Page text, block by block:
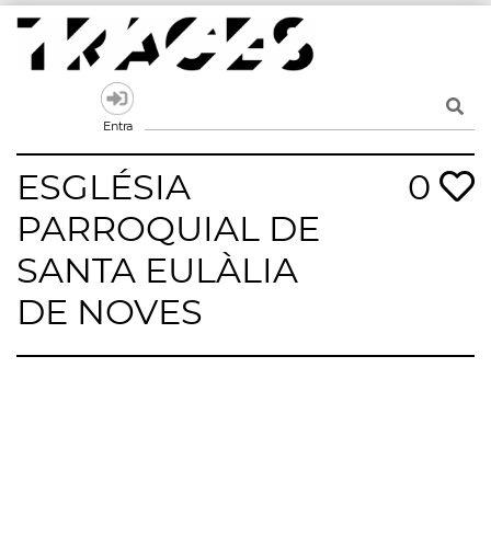
Skip
content
Un mapa de la memòria obert a tothom
Entra
ESGLÉSIA
PARROQUIAL DE
SANTA EULÀLIA
DE NOVES
0